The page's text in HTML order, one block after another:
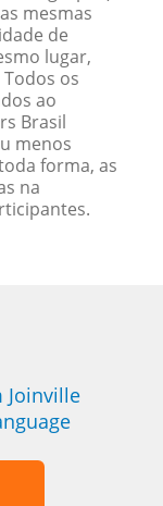
mesmas
de
lugar,
os
ao
Brasil
menos
forma, as
na
Joinville